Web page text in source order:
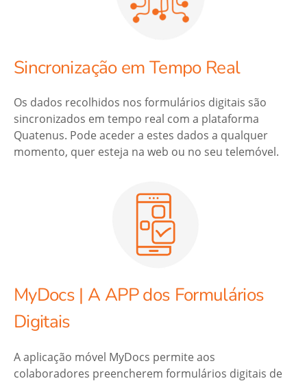
Sincronização em Tempo Real
Os dados recolhidos nos formulários digitais são
sincronizados em tempo real com a plataforma
Quatenus. Pode aceder a estes dados a qualquer
momento, quer esteja na web ou no seu telemóvel.
MyDocs | A APP dos Formulários
Digitais
A aplicação móvel MyDocs permite aos
colaboradores preencherem formulários digitais de